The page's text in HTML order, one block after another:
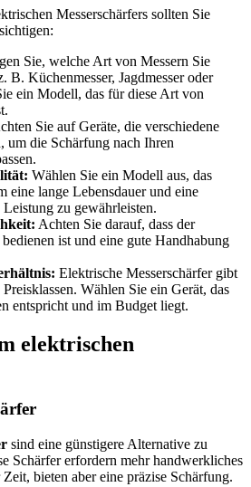
Messerschärfers sollten Sie
Sie, welche Art von Messern Sie
B. Küchenmesser, Jagdmesser oder
ein Modell, das für diese Art von
Sie auf Geräte, die verschiedene
um die Schärfung nach Ihren
Wählen Sie ein Modell aus, das
eine lange Lebensdauer und eine
zu gewährleisten.
Achten Sie darauf, dass der
ist und eine gute Handhabung
Elektrische Messerschärfer gibt
Wählen Sie ein Gerät, das
entspricht und im Budget liegt.
elektrischen
sind eine günstigere Alternative zu
Schärfer erfordern mehr handwerkliches
bieten aber eine präzise Schärfung.